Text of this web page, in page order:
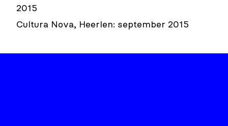
2015
Cultura Nova, Heerlen: september 2015